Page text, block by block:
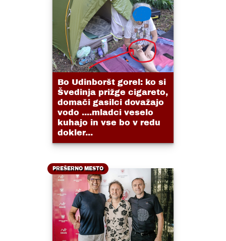
Bo Udinboršt gorel: ko si
Švedinja prižge cigareto,
domači gasilci dovažajo
vodo ....mladci veselo
kuhajo in vse bo v redu
dokler...
PREŠERNO MESTO